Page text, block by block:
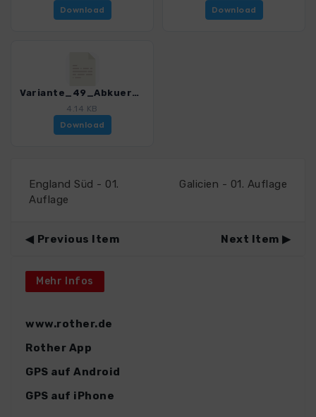
Download
Download
Variante_49_Abkuerzung Wegkreuz Hohbalz_4468_1.gpx
4.14 KB
Download
England Süd - 01.
Auflage
Galicien - 01. Auflage
Previous Item Next Item
Mehr Infos
www.rother.de
Rother App
GPS auf Android
GPS auf iPhone